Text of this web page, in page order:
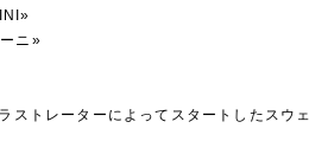
ニ»
ストレーターによってスタートしたスウ